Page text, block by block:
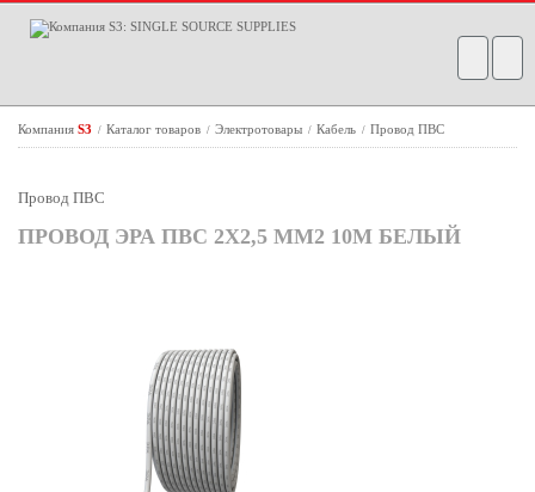
Компания S3 / Каталог товаров / Электротовары / Кабель / Провод ПВС
Провод ПВС
ПРОВОД ЭРА ПВС 2Х2,5 ММ2 10М БЕЛЫЙ